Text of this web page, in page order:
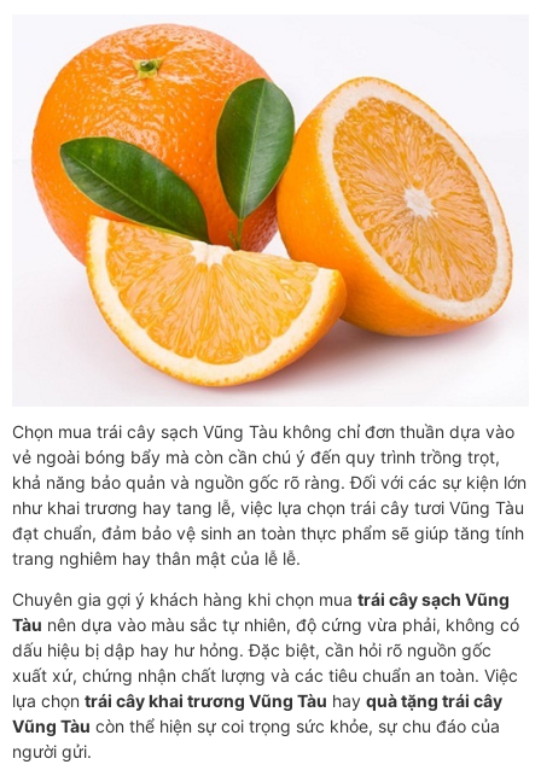
Chọn mua trái cây sạch Vũng Tàu không chỉ đơn thuần dựa vào
vẻ ngoài bóng bẩy mà còn cần chú ý đến quy trình trồng trọt,
khả năng bảo quản và nguồn gốc rõ ràng. Đối với các sự kiện lớn
như khai trương hay tang lễ, việc lựa chọn trái cây tươi Vũng Tàu
đạt chuẩn, đảm bảo vệ sinh an toàn thực phẩm sẽ giúp tăng tính
trang nghiêm hay thân mật của lễ lễ.
Chuyên gia gợi ý khách hàng khi chọn mua trái cây sạch Vũng
Tàu nên dựa vào màu sắc tự nhiên, độ cứng vừa phải, không có
dấu hiệu bị dập hay hư hỏng. Đặc biệt, cần hỏi rõ nguồn gốc
xuất xứ, chứng nhận chất lượng và các tiêu chuẩn an toàn. Việc
lựa chọn trái cây khai trương Vũng Tàu hay quà tặng trái cây
Vũng Tàu còn thể hiện sự coi trọng sức khỏe, sự chu đáo của
người gửi.